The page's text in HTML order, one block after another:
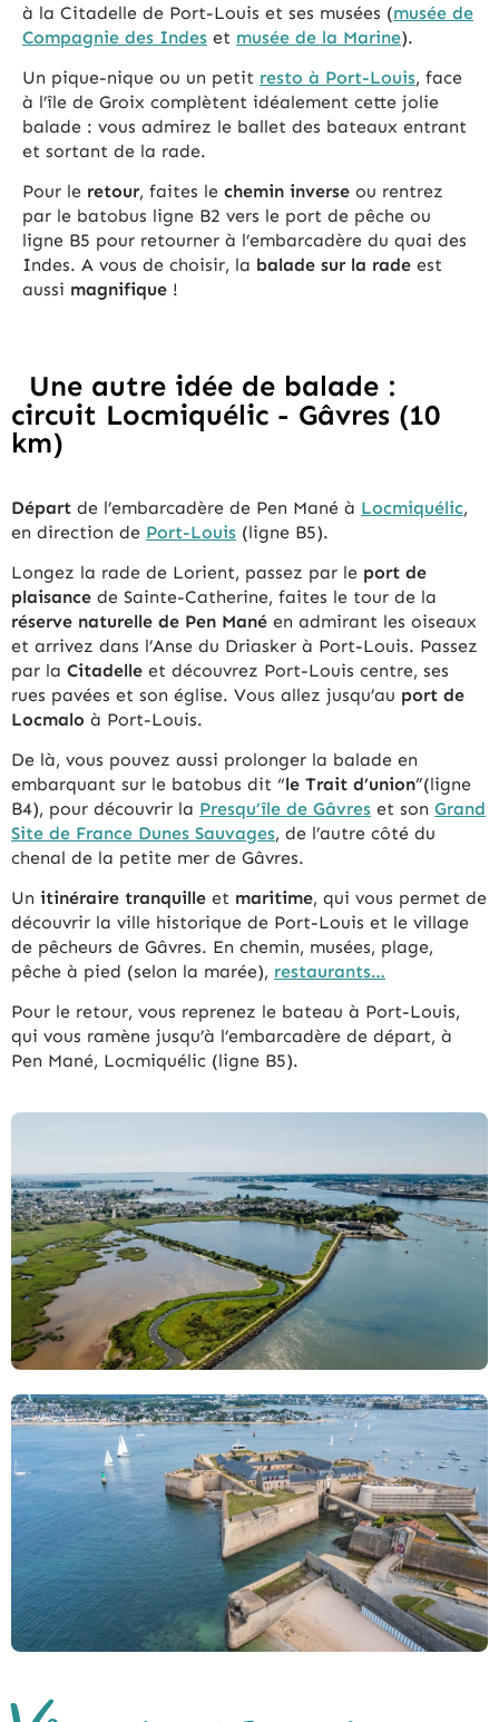
à la Citadelle de Port-Louis et ses musées (musée de
Compagnie des Indes et musée de la Marine).
Un pique-nique ou un petit resto à Port-Louis, face
à l’île de Groix complètent idéalement cette jolie
balade : vous admirez le ballet des bateaux entrant
et sortant de la rade.
Pour le retour, faites le chemin inverse ou rentrez
par le batobus ligne B2 vers le port de pêche ou
ligne B5 pour retourner à l’embarcadère du quai des
Indes. A vous de choisir, la balade sur la rade est
aussi magnifique !
Une autre idée de balade :
circuit Locmiquélic - Gâvres (10
km)
Départ de l’embarcadère de Pen Mané à Locmiquélic,
en direction de Port-Louis (ligne B5).
Longez la rade de Lorient, passez par le port de
plaisance de Sainte-Catherine, faites le tour de la
réserve naturelle de Pen Mané en admirant les oiseaux
et arrivez dans l’Anse du Driasker à Port-Louis. Passez
par la Citadelle et découvrez Port-Louis centre, ses
rues pavées et son église. Vous allez jusqu’au port de
Locmalo à Port-Louis.
De là, vous pouvez aussi prolonger la balade en
embarquant sur le batobus dit “le Trait d’union”(ligne
B4), pour découvrir la Presqu’île de Gâvres et son Grand
Site de France Dunes Sauvages, de l’autre côté du
chenal de la petite mer de Gâvres.
Un itinéraire tranquille et maritime, qui vous permet de
découvrir la ville historique de Port-Louis et le village
de pêcheurs de Gâvres. En chemin, musées, plage,
pêche à pied (selon la marée), restaurants…
Pour le retour, vous reprenez le bateau à Port-Louis,
qui vous ramène jusqu’à l’embarcadère de départ, à
Pen Mané, Locmiquélic (ligne B5).